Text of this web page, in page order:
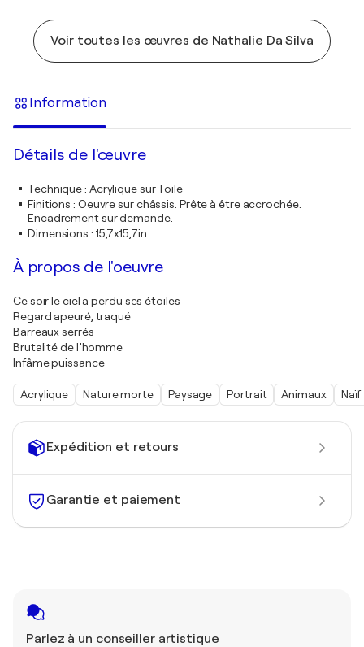
Expédition et retours
Garantie et paiement
Parlez à un conseiller artistique
Voir toutes les œuvres de Nathalie Da Silva
Information
Détails de l'œuvre
Technique: Acrylique sur Toile
Finitions : Oeuvre sur châssis. Prête à être accrochée.
Encadrement sur demande.
Dimensions : 15,7x15,7in
À propos de l'oeuvre
Ce soir le ciel a perdu ses étoiles
Regard apeuré, traqué
Barreaux serrés
Brutalité de l’homme
Infâme puissance
Acrylique Nature morte Paysage Portrait Animaux Naïf